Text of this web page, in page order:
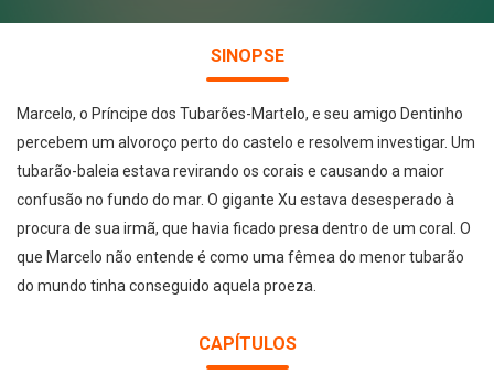
SINOPSE
Marcelo, o Príncipe dos Tubarões-Martelo, e seu amigo Dentinho
percebem um alvoroço perto do castelo e resolvem investigar. Um
tubarão-baleia estava revirando os corais e causando a maior
confusão no fundo do mar. O gigante Xu estava desesperado à
procura de sua irmã, que havia ficado presa dentro de um coral. O
que Marcelo não entende é como uma fêmea do menor tubarão
do mundo tinha conseguido aquela proeza.
CAPÍTULOS